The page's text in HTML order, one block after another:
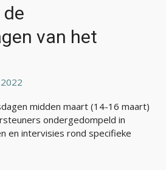
de
van het
midden maart (14-16 maart)
ondergedompeld in
en intervisies rond specifieke